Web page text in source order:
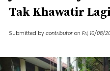
Tak Khawatir
Submitted by contributor on Fri, 10/08/